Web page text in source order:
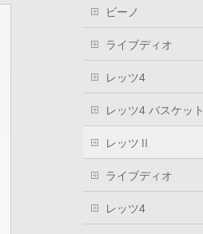
ビーノ
ライブディオ
レッツ4
レッツ4 バスケット
レッツⅡ
ライブディオ
レッツ4